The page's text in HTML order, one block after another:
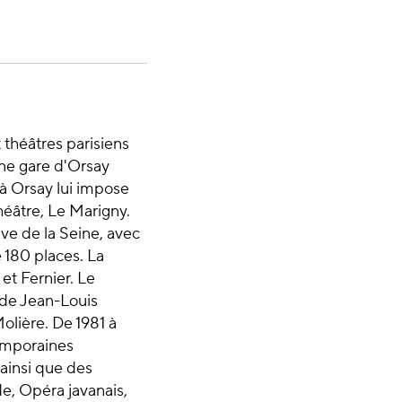
parisiens
gare d'Orsay
Orsay lui impose
Le Marigny.
de la Seine, avec
places. La
Fernier. Le
Jean-Louis
De 1981 à
que des
Opéra javanais,